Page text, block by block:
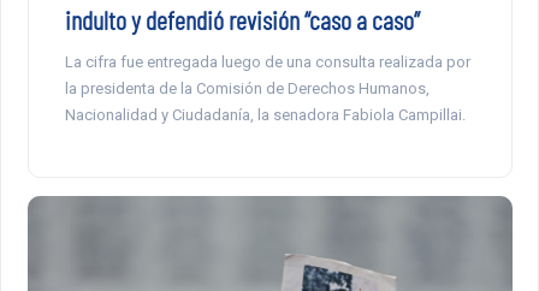
indulto y defendió revisión “caso a caso”
La cifra fue entregada luego de una consulta realizada por
la presidenta de la Comisión de Derechos Humanos,
Nacionalidad y Ciudadanía, la senadora Fabiola Campillai.